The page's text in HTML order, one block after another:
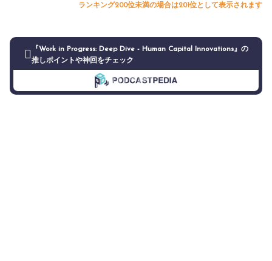
ランキング200位未満の場合は201位として表示されます
『Work in Progress: Deep Dive - Human Capital Innovations』の
推しポイントや神回をチェック